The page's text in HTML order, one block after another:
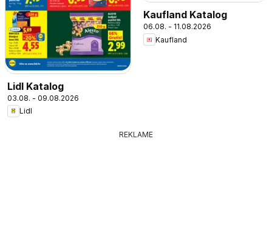
Lidl Katalog
03.08. - 09.08.2026
Lidl
Kaufland Katalog
06.08. - 11.08.2026
Kaufland
REKLAME